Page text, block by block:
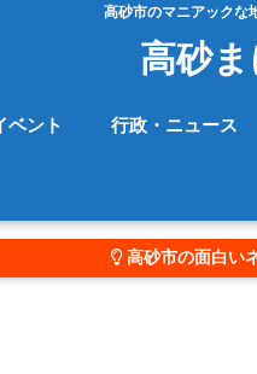
高砂市のマニアックな
高砂
ベント 行政・ニュース
高砂市の面白い